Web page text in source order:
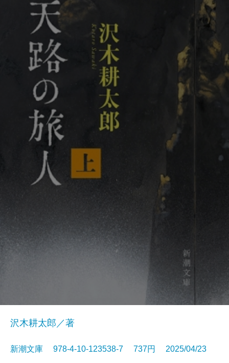
沢木耕太郎／著
新潮文庫 978-4-10-123538-7 737円 2025/04/23